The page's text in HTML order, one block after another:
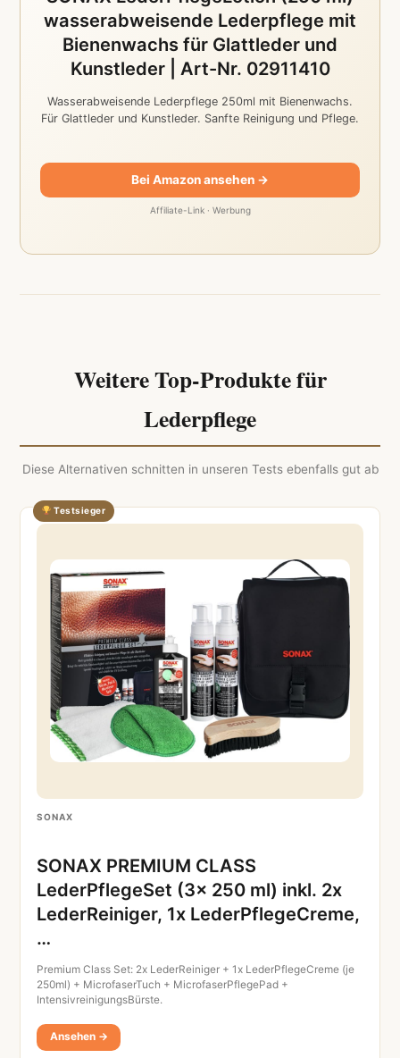
wasserabweisende Lederpflege mit
Bienenwachs für Glattleder und
Kunstleder | Art-Nr. 02911410
Wasserabweisende Lederpflege 250ml mit Bienenwachs.
Für Glattleder und Kunstleder. Sanfte Reinigung und Pflege.
Bei Amazon ansehen →
Affiliate-Link · Werbung
Weitere Top-Produkte für
Lederpflege
Diese Alternativen schnitten in unseren Tests ebenfalls gut ab
Testsieger
SONAX
SONAX PREMIUM CLASS
LederPflegeSet (3x 250 ml) inkl. 2x
LederReiniger, 1x LederPflegeCreme,
…
Premium Class Set: 2x LederReiniger + 1x LederPflegeCreme (je
250ml) + MicrofaserTuch + MicrofaserPflegePad +
IntensivreinigungsBürste.
Ansehen →